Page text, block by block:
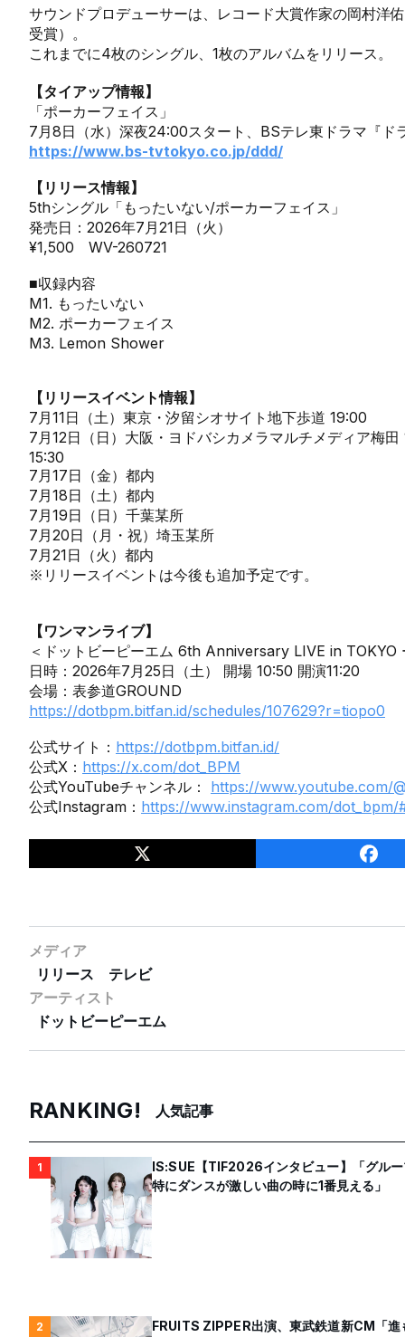
サウンドプロデューサーは、レコード大賞作家の岡村洋
受賞）。
これまでに4枚のシングル、1枚のアルバムをリリース。
【タイアップ情報】
「ポーカーフェイス」
7月8日（水）深夜24:00スタート、BSテレ東ドラマ『ド
https://www.bs-tvtokyo.co.jp/ddd/
【リリース情報】
5thシングル「もったいない/ポーカーフェイス」
発売日：2026年7月21日（火）
¥1,500 WV-260721
■収録内容
M1. もったいない
M2. ポーカーフェイス
M3. Lemon Shower
【リリースイベント情報】
7月11日（土）東京・汐留シオサイト地下歩道 19:00
7月12日（日）大阪・ヨドバシカメラマルチメディア梅
15:30
7月17日（金）都内
7月18日（土）都内
7月19日（日）千葉某所
7月20日（月・祝）埼玉某所
7月21日（火）都内
※リリースイベントは今後も追加予定です。
【ワンマンライブ】
＜ドットビーピーエム 6th Anniversary LIVE in TOKYO
日時：2026年7月25日（土） 開場 10:50 開演11:20
会場：表参道GROUND
https://dotbpm.bitfan.id/schedules/107629?r=tiopo0
公式サイト： https://dotbpm.bitfan.id/
公式X： https://x.com/dot_BPM
公式YouTubeチャンネル： https://www.youtube.com/
公式Instagram： https://www.instagram.com/dot_bpm/
メディア
リリース
テレビ
アーティスト
ドットビーピーエム
RANKING! 人気記事
1
IS:SUE【TIF2026インタビュー】「グル
特にダンスが激しい曲の時に1番見える」
2 FRUITS ZIPPER出演、東武鉄道新CM「